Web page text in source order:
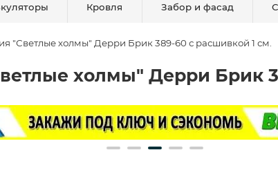
Кровля Забор и фасад
"Светлые холмы" Дерри Брик 389-60 с расшивкой 1 см.
холмы" Дерри Брик